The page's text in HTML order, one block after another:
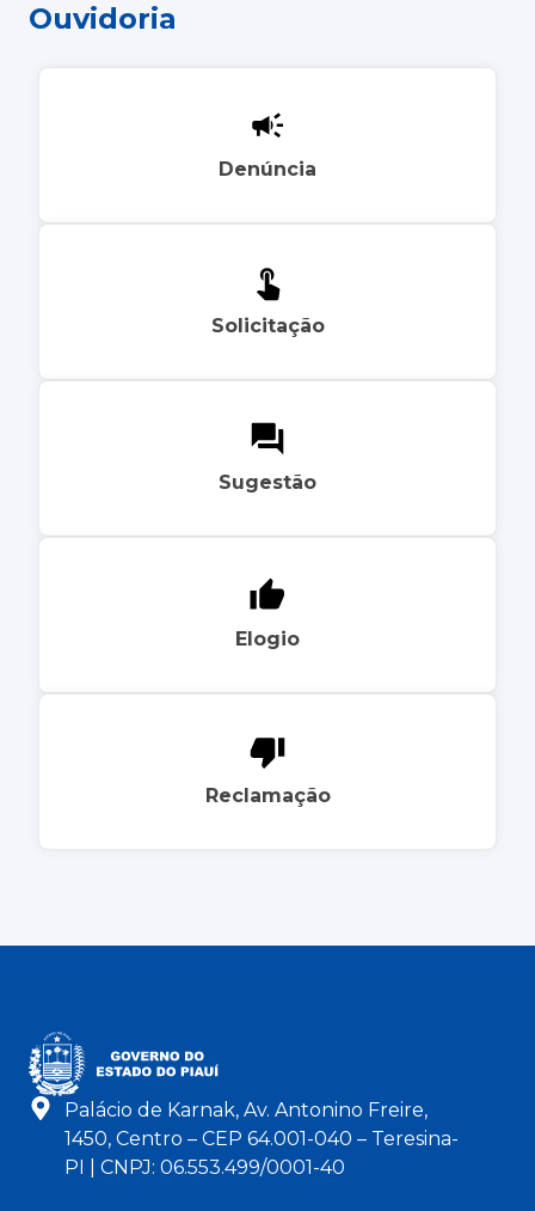
Ouvidoria
Denúncia
Solicitação
Sugestão
Elogio
Reclamação
Palácio de Karnak, Av. Antonino Freire,
1450, Centro – CEP 64.001-040 – Teresina-
PI | CNPJ: 06.553.499/0001-40